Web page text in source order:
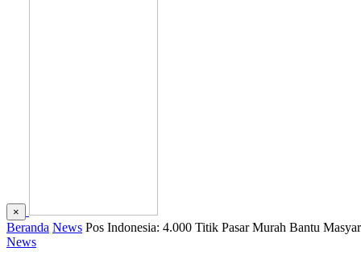
×
Beranda News Pos Indonesia: 4.000 Titik Pasar Murah Bantu
News